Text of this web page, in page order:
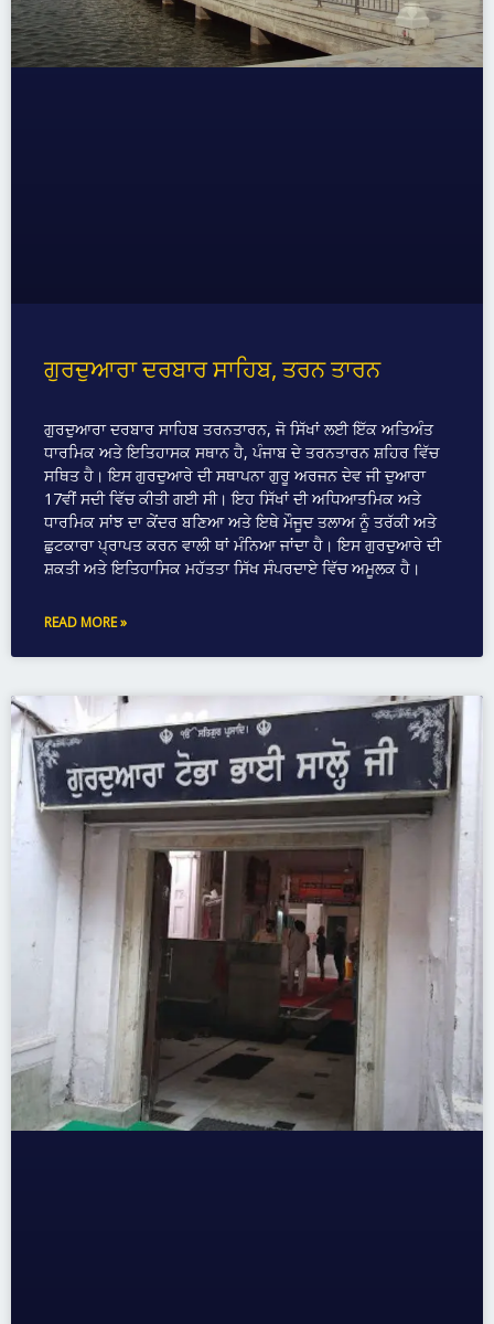
ਗੁਰਦੁਆਰਾ ਦਰਬਾਰ ਸਾਹਿਬ, ਤਰਨ ਤਾਰਨ
ਗੁਰਦੁਆਰਾ ਦਰਬਾਰ ਸਾਹਿਬ ਤਰਨਤਾਰਨ, ਜੋ ਸਿੱਖਾਂ ਲਈ ਇੱਕ ਅਤਿਅੰਤ
ਧਾਰਮਿਕ ਅਤੇ ਇਤਿਹਾਸਕ ਸਥਾਨ ਹੈ, ਪੰਜਾਬ ਦੇ ਤਰਨਤਾਰਨ ਸ਼ਹਿਰ ਵਿੱਚ
ਸਥਿਤ ਹੈ। ਇਸ ਗੁਰਦੁਆਰੇ ਦੀ ਸਥਾਪਨਾ ਗੁਰੂ ਅਰਜਨ ਦੇਵ ਜੀ ਦੁਆਰਾ
17ਵੀਂ ਸਦੀ ਵਿੱਚ ਕੀਤੀ ਗਈ ਸੀ। ਇਹ ਸਿੱਖਾਂ ਦੀ ਅਧਿਆਤਮਿਕ ਅਤੇ
ਧਾਰਮਿਕ ਸਾਂਝ ਦਾ ਕੇਂਦਰ ਬਣਿਆ ਅਤੇ ਇਥੇ ਮੌਜੂਦ ਤਲਾਅ ਨੂੰ ਤਰੱਕੀ ਅਤੇ
ਛੁਟਕਾਰਾ ਪ੍ਰਾਪਤ ਕਰਨ ਵਾਲੀ ਥਾਂ ਮੰਨਿਆ ਜਾਂਦਾ ਹੈ। ਇਸ ਗੁਰਦੁਆਰੇ ਦੀ
ਸ਼ਕਤੀ ਅਤੇ ਇਤਿਹਾਸਿਕ ਮਹੱਤਤਾ ਸਿੱਖ ਸੰਪਰਦਾਏ ਵਿੱਚ ਅਮੂਲਕ ਹੈ।
READ MORE »